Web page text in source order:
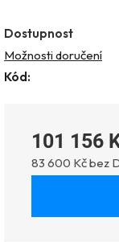
Dostupnost
Možnosti doručení
Kód:
101 156
83 600 Kč bez